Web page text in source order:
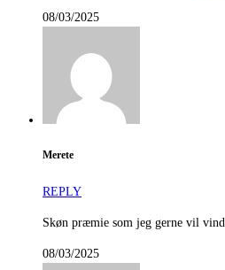
08/03/2025
Merete
REPLY
Skøn præmie som jeg gerne vil
08/03/2025